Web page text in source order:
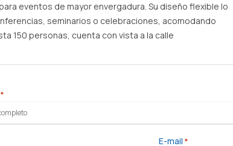
eventos de mayor envergadura. Su diseño flexible lo
seminarios o celebraciones, acomodando
150 personas, cuenta con vista a la calle
*
E-mail *